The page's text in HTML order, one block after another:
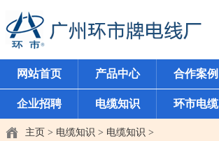
网站首页 产品中心 合作案例
企业招聘 电缆知识 环市电缆
主页 > 电缆知识 > 电缆知识 >